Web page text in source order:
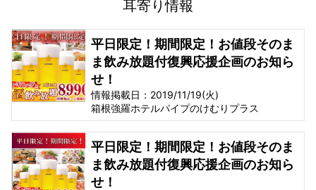
耳寄り情報
平日限定！期間限定！お値段そのま
ま飲み放題付復興応援企画のお知ら
せ！
情報掲載日：2019/11/19(火)
箱根強羅ホテルパイプのけむりプラス
平日限定！期間限定！お値段そのま
ま飲み放題付復興応援企画のお知ら
せ！